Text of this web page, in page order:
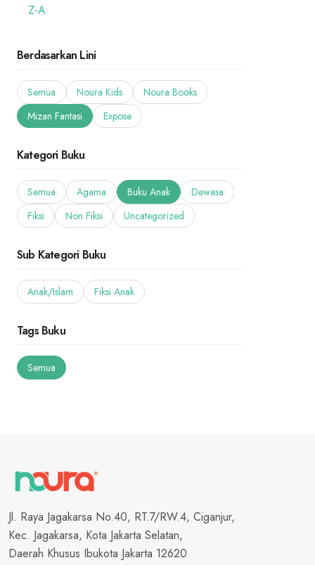
Z-A
Berdasarkan Lini
Semua Noura Kids
Noura Books
Mizan Fantasi
Expose
Kategori Buku
Semua Agama Buku Anak
Dewasa
Fiksi
Non Fiksi Uncategorized
Sub Kategori Buku
Anak/Islam Fiksi Anak
Tags Buku
Semua
Jl. Raya Jagakarsa No.40, RT.7/RW.4, Ciganjur,
Kec. Jagakarsa, Kota Jakarta Selatan,
Daerah Khusus Ibukota Jakarta 12620